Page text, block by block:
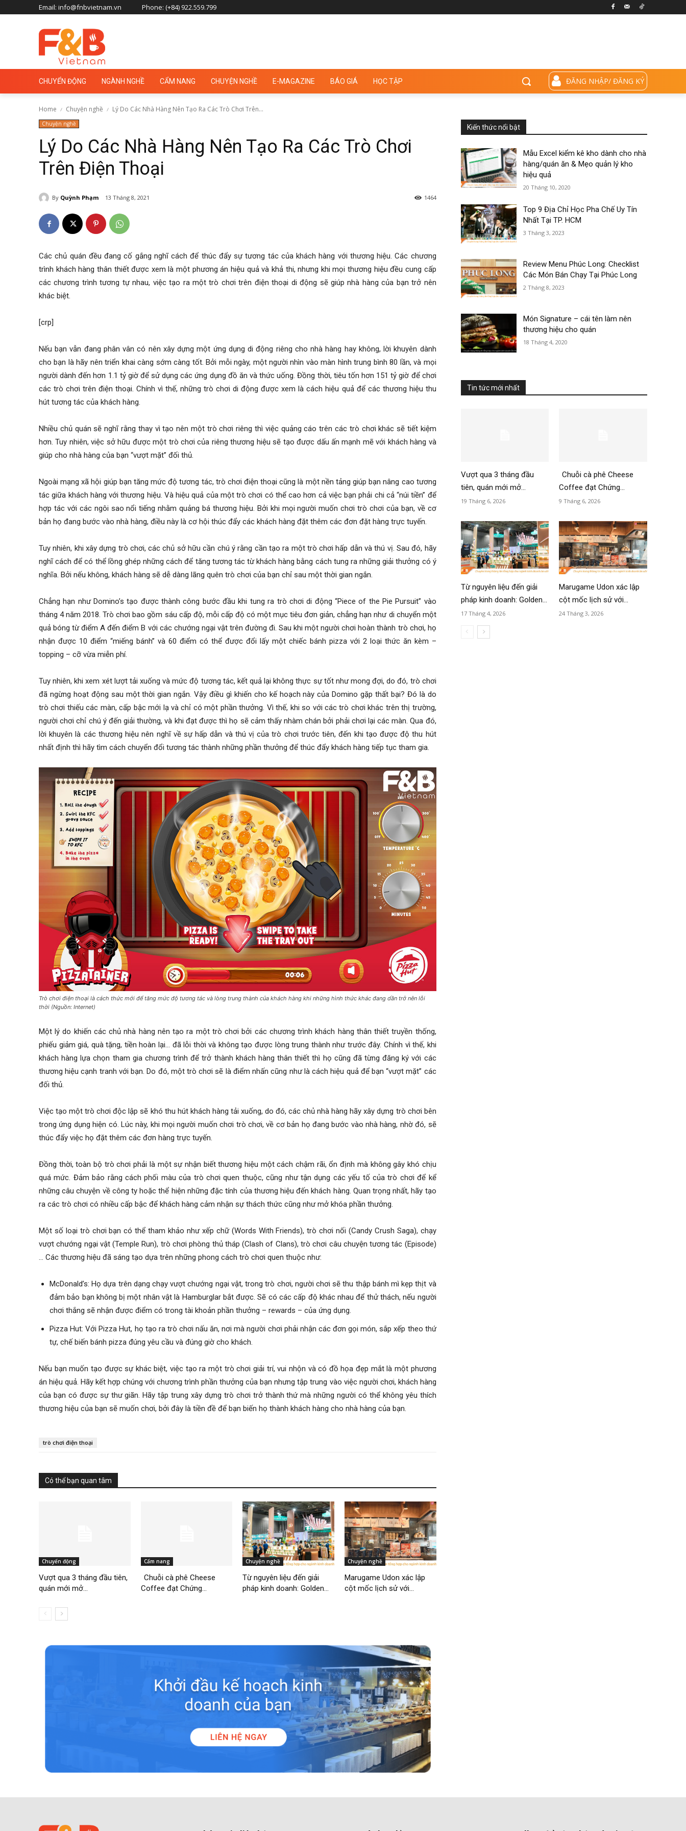
Email: info@fnbvietnam.vn Phone: (+84) 922.559.799
CHUYỂN ĐỘNG NGÀNH NGHỀ CẨM NANG CHUYỆN NGHỀ E-MAGAZINE BÁO GIÁ HỌC TẬP ĐĂNG NHẬP/ ĐĂNG KÝ
Home Chuyện nghề Lý Do Các Nhà Hàng Nên Tạo Ra Các Trò Chơi Trên...
Chuyện nghề
Lý Do Các Nhà Hàng Nên Tạo Ra Các Trò Chơi
Trên Điện Thoại
By Quỳnh Phạm 13 Tháng 8, 2021 1464
Các chủ quán đều đang cố gắng nghĩ cách để thúc đẩy sự tương tác của khách hàng với thương hiệu. Các chương
trình khách hàng thân thiết được xem là một phương án hiệu quả và khả thi, nhưng khi mọi thương hiệu đều cung cấp
các chương trình tương tự nhau, việc tạo ra một trò chơi trên điện thoại di động sẽ giúp nhà hàng của bạn trở nên
khác biệt.
[crp]
Nếu bạn vẫn đang phân vân có nên xây dựng một ứng dụng di động riêng cho nhà hàng hay không, lời khuyên dành
cho bạn là hãy nên triển khai càng sớm càng tốt. Bởi mỗi ngày, một người nhìn vào màn hình trung bình 80 lần, và mọi
người dành đến hơn 1.1 tỷ giờ để sử dụng các ứng dụng đồ ăn và thức uống. Đồng thời, tiêu tốn hơn 151 tỷ giờ để chơi
các trò chơi trên điện thoại. Chính vì thế, những trò chơi di động được xem là cách hiệu quả để các thương hiệu thu
hút tương tác của khách hàng.
Nhiều chủ quán sẽ nghĩ rằng thay vì tạo nên một trò chơi riêng thì việc quảng cáo trên các trò chơi khác sẽ tiết kiệm
hơn. Tuy nhiên, việc sở hữu được một trò chơi của riêng thương hiệu sẽ tạo được dấu ấn mạnh mẽ với khách hàng và
giúp cho nhà hàng của bạn “vượt mặt” đối thủ.
Ngoài mạng xã hội giúp bạn tăng mức độ tương tác, trò chơi điện thoại cũng là một nền tảng giúp bạn nâng cao tương
tác giữa khách hàng với thương hiệu. Và hiệu quả của một trò chơi có thể cao hơn cả việc bạn phải chi cả “núi tiền” để
hợp tác với các ngôi sao nổi tiếng nhằm quảng bá thương hiệu. Bởi khi mọi người muốn chơi trò chơi của bạn, về cơ
bản họ đang bước vào nhà hàng, điều này là cơ hội thúc đẩy các khách hàng đặt thêm các đơn đặt hàng trực tuyến.
Tuy nhiên, khi xây dựng trò chơi, các chủ sở hữu cần chú ý rằng cần tạo ra một trò chơi hấp dẫn và thú vị. Sau đó, hãy
nghĩ cách để có thể lồng ghép những cách để tăng tương tác từ khách hàng bằng cách tung ra những giải thưởng có ý
nghĩa. Bởi nếu không, khách hàng sẽ dễ dàng lãng quên trò chơi của bạn chỉ sau một thời gian ngắn.
Chẳng hạn như Domino’s tạo được thành công bước đầu khi tung ra trò chơi di động “Piece of the Pie Pursuit” vào
tháng 4 năm 2018. Trò chơi bao gồm sáu cấp độ, mỗi cấp độ có một mục tiêu đơn giản, chẳng hạn như di chuyển một
quả bóng từ điểm A đến điểm B với các chướng ngại vật trên đường đi. Sau khi một người chơi hoàn thành trò chơi, họ
nhận được 10 điểm “miếng bánh” và 60 điểm có thể được đổi lấy một chiếc bánh pizza với 2 loại thức ăn kèm –
topping – cỡ vừa miễn phí.
Tuy nhiên, khi xem xét lượt tải xuống và mức độ tương tác, kết quả lại không thực sự tốt như mong đợi, do đó, trò chơi
đã ngừng hoạt động sau một thời gian ngắn. Vậy điều gì khiến cho kế hoạch này của Domino gặp thất bại? Đó là do
trò chơi thiếu các màn, cấp bậc mới lạ và chỉ có một phần thưởng. Vì thế, khi so với các trò chơi khác trên thị trường,
người chơi chỉ chú ý đến giải thường, và khi đạt được thì họ sẽ cảm thấy nhàm chán bởi phải chơi lại các màn. Qua đó,
lời khuyên là các thương hiệu nên nghĩ về sự hấp dẫn và thú vị của trò chơi trước tiên, đến khi tạo được độ thu hút
nhất định thì hãy tìm cách chuyển đổi tương tác thành những phần thưởng để thúc đẩy khách hàng tiếp tục tham gia.
Trò chơi điện thoại là cách thức mới để tăng mức độ tương tác và lòng trung thành của khách hàng khi những hình thức khác đang dần trở nên lỗi
thời (Nguồn: Internet)
Một lý do khiến các chủ nhà hàng nên tạo ra một trò chơi bởi các chương trình khách hàng thân thiết truyền thống,
phiếu giảm giá, quà tặng, tiền hoàn lại… đã lỗi thời và không tạo được lòng trung thành như trước đây. Chính vì thế, khi
khách hàng lựa chọn tham gia chương trình để trở thành khách hàng thân thiết thì họ cũng đã từng đăng ký với các
thương hiệu cạnh tranh với bạn. Do đó, một trò chơi sẽ là điểm nhấn cũng như là cách hiệu quả để bạn “vượt mặt” các
đối thủ.
Việc tạo một trò chơi độc lập sẽ khó thu hút khách hàng tải xuống, do đó, các chủ nhà hàng hãy xây dựng trò chơi bên
trong ứng dụng hiện có. Lúc này, khi mọi người muốn chơi trò chơi, về cơ bản họ đang bước vào nhà hàng, nhờ đó, sẽ
thúc đẩy việc họ đặt thêm các đơn hàng trực tuyến.
Đồng thời, toàn bộ trò chơi phải là một sự nhận biết thương hiệu một cách chậm rãi, ổn định mà không gây khó chịu
quá mức. Đảm bảo rằng cách phối màu của trò chơi quen thuộc, cũng như tận dụng các yếu tố của trò chơi để kể
những câu chuyện về công ty hoặc thể hiện những đặc tính của thương hiệu đến khách hàng. Quan trọng nhất, hãy tạo
ra các trò chơi có nhiều cấp bậc để khách hàng cảm nhận sự thách thức cũng như mở khóa phần thưởng.
Một số loại trò chơi bạn có thể tham khảo như xếp chữ (Words With Friends), trò chơi nối (Candy Crush Saga), chạy
vượt chướng ngại vật (Temple Run), trò chơi phòng thủ tháp (Clash of Clans), trò chơi câu chuyện tương tác (Episode)
… Các thương hiệu đã sáng tạo dựa trên những phong cách trò chơi quen thuộc như:
McDonald’s: Họ dựa trên dạng chạy vượt chướng ngại vật, trong trò chơi, người chơi sẽ thu thập bánh mì kẹp thịt và
đảm bảo bạn không bị một nhân vật là Hamburglar bắt được. Sẽ có các cấp độ khác nhau để thử thách, nếu người
chơi thắng sẽ nhận được điểm có trong tài khoản phần thưởng – rewards – của ứng dụng.
Pizza Hut: Với Pizza Hut, họ tạo ra trò chơi nấu ăn, nơi mà người chơi phải nhận các đơn gọi món, sắp xếp theo thứ
tự, chế biến bánh pizza đúng yêu cầu và đúng giờ cho khách.
Nếu bạn muốn tạo được sự khác biệt, việc tạo ra một trò chơi giải trí, vui nhộn và có đồ họa đẹp mắt là một phương
án hiệu quả. Hãy kết hợp chúng với chương trình phần thưởng của bạn nhưng tập trung vào việc người chơi, khách hàng
của bạn có được sự thư giãn. Hãy tập trung xây dựng trò chơi trở thành thứ mà những người có thể không yêu thích
thương hiệu của bạn sẽ muốn chơi, bởi đây là tiền đề để bạn biến họ thành khách hàng cho nhà hàng của bạn.
trò chơi điện thoại
Có thể bạn quan tâm
Chuyển động
Vượt qua 3 tháng đầu tiên,
quán mới mở...
Cẩm nang
Chuỗi cà phê Cheese
Coffee đạt Chứng...
Chuyện nghề
Từ nguyên liệu đến giải
pháp kinh doanh: Golden...
Chuyện nghề
Marugame Udon xác lập
cột mốc lịch sử với...
Kiến thức nổi bật
Mẫu Excel kiểm kê kho dành cho nhà
hàng/quán ăn & Mẹo quản lý kho
hiệu quả
20 Tháng 10, 2020
Top 9 Địa Chỉ Học Pha Chế Uy Tín
Nhất Tại TP. HCM
3 Tháng 3, 2023
Review Menu Phúc Long: Checklist
Các Món Bán Chạy Tại Phúc Long
2 Tháng 8, 2023
Món Signature – cái tên làm nên
thương hiệu cho quán
18 Tháng 4, 2020
Tin tức mới nhất
Vượt qua 3 tháng đầu
tiên, quán mới mở...
19 Tháng 6, 2026
Chuỗi cà phê Cheese
Coffee đạt Chứng...
9 Tháng 6, 2026
Từ nguyên liệu đến giải
pháp kinh doanh: Golden...
17 Tháng 4, 2026
Marugame Udon xác lập
cột mốc lịch sử với...
24 Tháng 3, 2026